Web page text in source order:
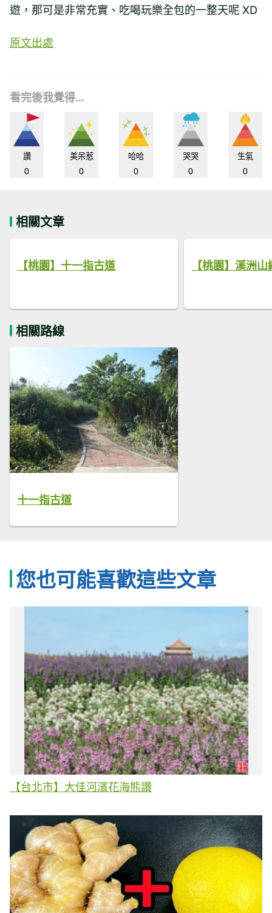
遊，那可是非常充實、吃喝玩樂全包的一整天呢 XD
原文出處
看完後我覺得...
讚
0
美呆惹
0
哈哈
0
哭哭
0
生氣
0
相關文章
【桃園】十一指古道 【桃園】溪洲
相關路線
十一指古道
您也可能喜歡這些文章
【台北市】大佳河濱花海熊讚